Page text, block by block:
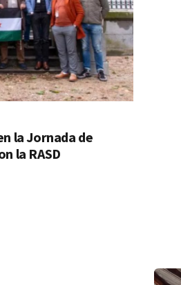
la Jornada de
la RASD